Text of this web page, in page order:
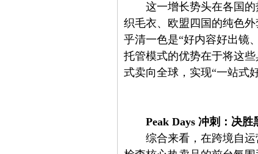
这一增长势头在各国
织毛衣、欧盟四国的纯色
乎清一色是“好内容好出镜
托管模式的优势在于将这
式卖向全球，实现“一站式
Peak Days 冲刺：决胜
综合来看，在跨境自